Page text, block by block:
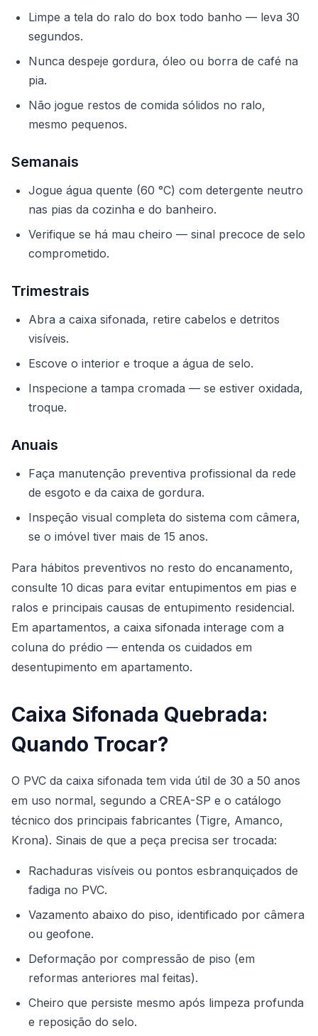
Limpe a tela do ralo do box todo banho — leva 30
segundos.
Nunca despeje gordura, óleo ou borra de café na
pia.
Não jogue restos de comida sólidos no ralo,
mesmo pequenos.
Semanais
Jogue água quente (60 °C) com detergente neutro
nas pias da cozinha e do banheiro.
Verifique se há mau cheiro — sinal precoce de selo
comprometido.
Trimestrais
Abra a caixa sifonada, retire cabelos e detritos
visíveis.
Escove o interior e troque a água de selo.
Inspecione a tampa cromada — se estiver oxidada,
troque.
Anuais
Faça manutenção preventiva profissional da rede
de esgoto e da caixa de gordura.
Inspeção visual completa do sistema com câmera,
se o imóvel tiver mais de 15 anos.
Para hábitos preventivos no resto do encanamento,
consulte 10 dicas para evitar entupimentos em pias e
ralos e principais causas de entupimento residencial.
Em apartamentos, a caixa sifonada interage com a
coluna do prédio — entenda os cuidados em
desentupimento em apartamento.
Caixa Sifonada Quebrada:
Quando Trocar?
O PVC da caixa sifonada tem vida útil de 30 a 50 anos
em uso normal, segundo a CREA-SP e o catálogo
técnico dos principais fabricantes (Tigre, Amanco,
Krona). Sinais de que a peça precisa ser trocada:
Rachaduras visíveis ou pontos esbranquiçados de
fadiga no PVC.
Vazamento abaixo do piso, identificado por câmera
ou geofone.
Deformação por compressão de piso (em
reformas anteriores mal feitas).
Cheiro que persiste mesmo após limpeza profunda
e reposição do selo.